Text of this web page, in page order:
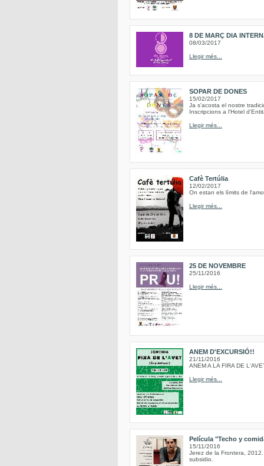
8 DE MARÇ DIA
08/03/2017
Llegir més...
SOPAR DE DONES
15/02/2017
Ja s'acosta el nostre
Inscripcions a l'Hotel
Llegir més...
Cafè Tertúlia
12/02/2017
On estan els límits de
Llegir més...
25 DE NOVEMBRE
25/11/2016
Llegir més...
ANEM D'EXCURSIÓ!!
21/11/2016
ANEM A LA FIRA DE
Llegir més...
Película "Techo y
15/11/2016
Jerez de la Frontera,
subsidio.